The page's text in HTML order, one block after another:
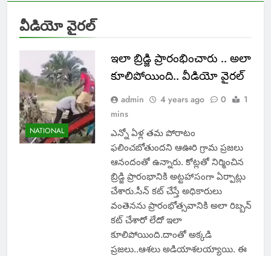
వీడియో వైరల్
NATIONAL
ఇలా బ్రిడ్జి ప్రారంభించారు .. అలా
కూలిపోయింది.. వీడియో వైరల్
admin 4 years ago 0
1
mins
ఎన్నో ఏళ్ల తమ పోరాటం
ఫలించబోతుందని ఆఊరి గ్రామ ప్రజలు
ఆనందంతో ఉన్నారు. కోట్లతో నిర్మించిన
బ్రిడ్జి ప్రారంభానికి అట్టహాసంగా ఏర్పాట్లు
చేశారు.సీన్ కట్ చేస్తే అధికారులు
వంతెనను ప్రారంభోత్సవానికి అలా రిబ్బన్
కట్ చేశారో లేదో ఇలా
కూలిపోయింది.దాంతో అక్కడి
ప్రజలు..ఆశలు అడియాశలయ్యాయి. ఈ